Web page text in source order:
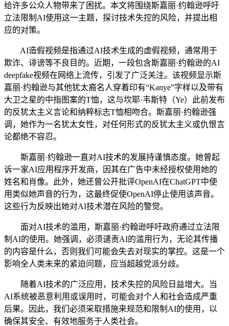
给许多公众人物带来了困扰。本文将围绕斯嘉丽·约翰逊呼吁
立法限制AI使用这一主题，探讨技术失控的风险，并提出相
应的对策。
AI造假视频是指通过AI技术生成的虚假视频，通常用于
欺诈、诽谤等不良目的。近期，一段包含斯嘉丽·约翰逊的AI
deepfake视频在网络上流传，引发了广泛关注。该视频显示斯
嘉丽·约翰逊与其他犹太裔名人穿着印有“Kanye”字样以及带有
大卫之星的中指图案的T恤，这与坎耶·韦斯特（Ye）此前发布
的反犹太主义言论和纳粹标志T恤相吻合。斯嘉丽·约翰逊强
调，她作为一名犹太女性，对任何形式的反犹太主义或仇恨言
论都绝不容忍。
斯嘉丽·约翰逊一直对AI技术的发展持谨慎态度。她曾起
诉一家AI应用程序开发商，因其在广告中未经授权使用她的
姓名和肖像。此外，她还曾公开批评OpenAI在ChatGPT中使
用类似她声音的行为，这最终促使OpenAI停止使用该声音。
这些行为反映出她对AI技术潜在风险的警觉。
面对AI技术的滥用，斯嘉丽·约翰逊呼吁政府通过立法限
制AI的使用。她强调，必须谴责AI的滥用行为，无论其传播
的内容是什么，否则我们可能会失去对现实的掌控。这是一个
影响全人类未来的紧迫问题，应当超越党派分歧。
随着AI技术的广泛应用，技术失控的风险日益增大。当
AI系统被恶意利用或误用时，可能会对个人和社会造成严重
后果。因此，我们必须采取措施来规范和限制AI的使用，以
确保其安全、有效地服务于人类社会。